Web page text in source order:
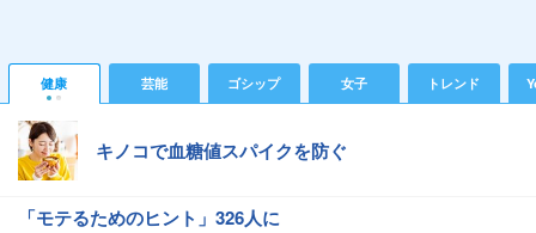
健康 芸能 ゴシップ 女子 トレンド
キノコで血糖値スパイクを防ぐ
「モテるためのヒント」326人に